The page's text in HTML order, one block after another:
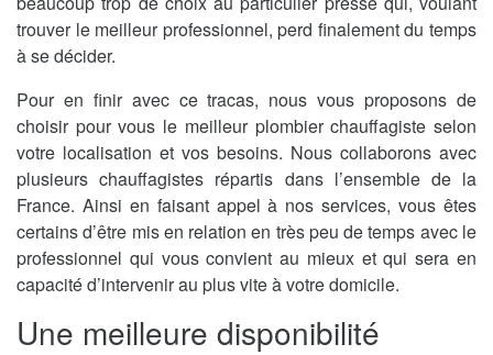
trouver le meilleur professionnel, perd finalement du temps
à se décider.
Pour en finir avec ce tracas, nous vous proposons de
choisir pour vous le meilleur plombier chauffagiste selon
votre localisation et vos besoins. Nous collaborons avec
plusieurs chauffagistes répartis dans l’ensemble de la
France. Ainsi en faisant appel à nos services, vous êtes
certains d’être mis en relation en très peu de temps avec le
professionnel qui vous convient au mieux et qui sera en
capacité d’intervenir au plus vite à votre domicile.
Une meilleure disponibilité